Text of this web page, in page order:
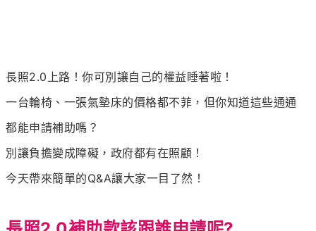
長照2.0上路！你可別讓自己的權益睡著啦！
一台輪椅、一張氣墊床的價格都不菲，但你知道這些通通
都能申請補助嗎？
別讓負擔變成障礙，政府都有在照顧！
今天帶來簡單的Q&A讓大家一目了然！